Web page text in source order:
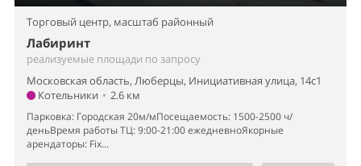
Торговый центр, масштаб районный
Лабиринт
реализуемые площади по запросу
Московская область, Люберцы, Инициативная улица, 14с1
Котельники • 2.6 км
Парковка: Городская 20м/мПосещаемость: 1500-2500 ч/
деньВремя работы ТЦ: 9:00-21:00 ежедневноЯкорные
арендаторы: Fix...